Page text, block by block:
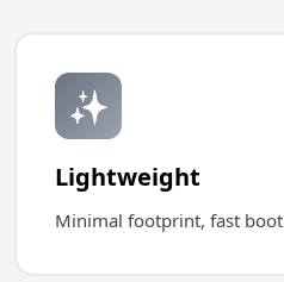
✨
Lightweight
Minimal footprint, fast boot